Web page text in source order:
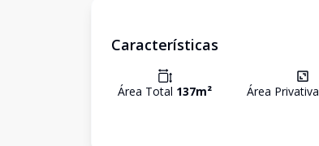
Características
Área Total 137m² Área Privativa